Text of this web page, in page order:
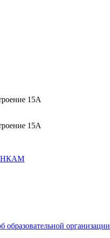
15А
15А
образовательной организации